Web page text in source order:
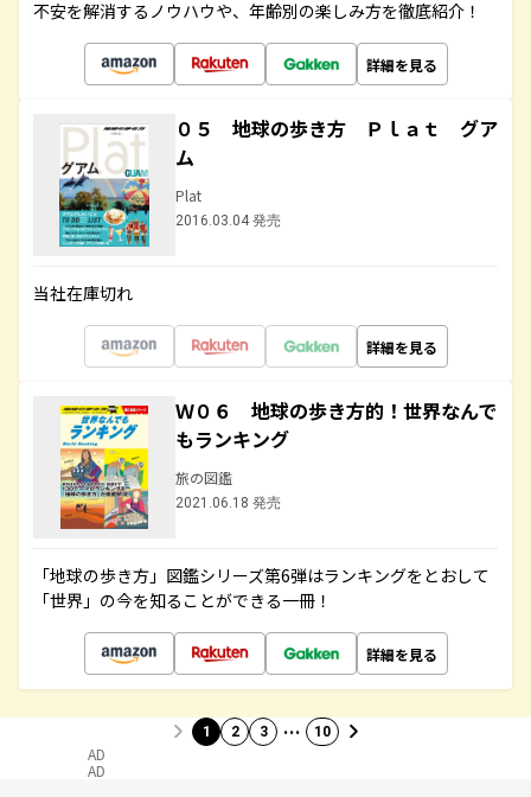
不安を解消するノウハウや、年齢別の楽しみ方を徹底紹介！
詳細を見る
０５ 地球の歩き方 Ｐｌａｔ グア
ム
Plat
2016.03.04 発売
当社在庫切れ
詳細を見る
Ｗ０６ 地球の歩き方的！世界なんで
もランキング
旅の図鑑
2021.06.18 発売
「地球の歩き方」図鑑シリーズ第6弾はランキングをとおして
「世界」の今を知ることができる一冊！
詳細を見る
1 2 3 … 10
AD
AD